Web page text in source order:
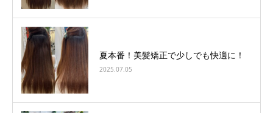
夏本番！美髪矯正で少しでも快適に！
2025.07.05